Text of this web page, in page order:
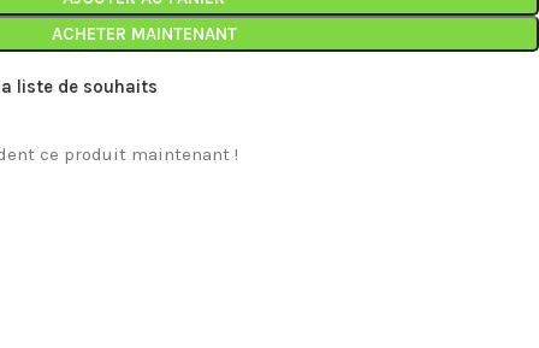
ACHETER MAINTENANT
liste de souhaits
ce produit maintenant !